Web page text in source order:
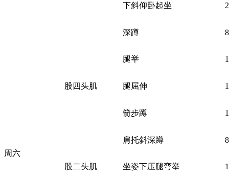
下斜仰卧起坐
周六
股四头肌
深蹲
腿举
腿屈伸
箭步蹲
肩托斜深蹲
股二头肌 坐姿下压腿弯举